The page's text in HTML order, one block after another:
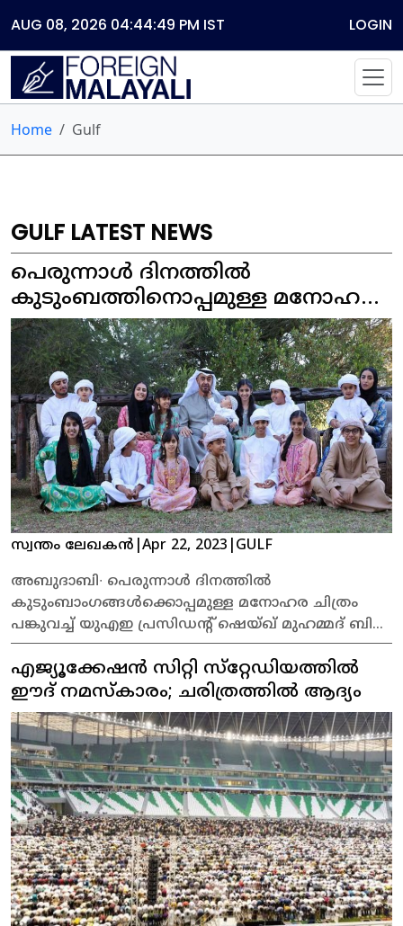
AUG 08, 2026 04:44:49 PM IST LOGIN
Home Gulf
GULF LATEST NEWS
പെരുന്നാൾ ദിനത്തിൽ
കുടുംബത്തിനൊപ്പമുള്ള മനോഹര
ചിത്രവുമായി യുഎഇ പ്രസിഡന്റ്
സ്വന്തം ലേഖകൻ Apr 22, 2023 GULF
അബുദാബി∙ പെരുന്നാൾ ദിനത്തിൽ
കുടുംബാംഗങ്ങൾക്കൊപ്പമുള്ള മനോഹര ചിത്രം
പങ്കുവച്ച് യുഎഇ പ്രസിഡന്റ് ഷെയ്ഖ് മുഹമ്മദ് ബിൻ
സായിദ് അൽ നഹ്യാൻ. 3.2 മില്ല്യൻ
ഫോളോവേഴ്സുള്ള തന്റെ ഇൻസ്റ്റാഗ്രാം
ഹാൻഡിലിലാണു പ്രസിഡന്റ് ചിത്രം പങ്കുവച്ചത്.
പ്രിയപ്പെട്ടവർക്കും കുടുംബാംഗങ്ങൾക്കുമൊപ്പം
അവധിദിനങ്ങൾ ചിലവഴിക്കാൻ പറ്റുന്നത്
അനുഗ്രഹമാണെന്ന കുറിപ്പോടെയായിരുന്നു പോസ്റ്റ്.
പെരുന്നാൾ ദിനത്തിൽ എല്ലാവർക്കും സന്തോഷവും
സമാധാനവും നേരുന്നതായും കുറിപ്പിലുണ്ട്.
എജ്യൂക്കേഷന്‍ സിറ്റി സ്‌റ്റേഡിയത്തിൽ
ഈദ് നമസ്‌കാരം; ചരിത്രത്തില്‍ ആദ്യം